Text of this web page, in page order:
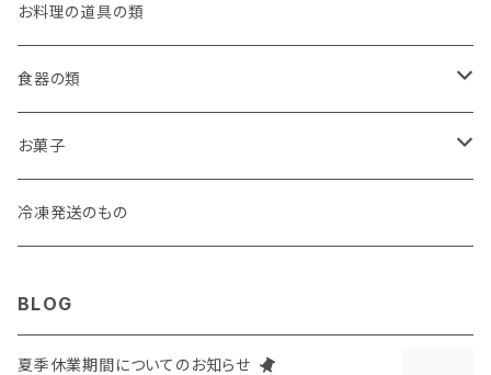
ごはんのお供
本格中華！
デザート
お漬物
お菓子
デザート
お料理の道具の類
食器の類
コーヒーカップ
お菓子
中華菓子
冷凍発送のもの
BLOG
夏季休業期間についてのお知らせ